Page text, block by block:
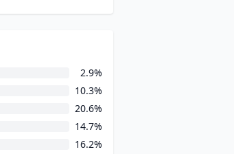
2.9%
10.3%
20.6%
14.7%
16.2%